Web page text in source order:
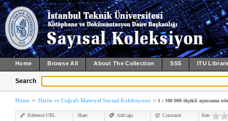
Home Browse All About The Collection SSS ITU
Search
Home Harita ve Coğrafi Materyal Sayısal Koleksiyonu 1 : 100 000 ölçekli açınsama
Reference URL Share Add tags Comment Rate